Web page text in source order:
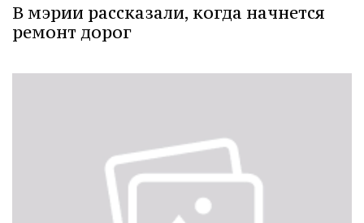
В мэрии рассказали, когда начнется
ремонт дорог